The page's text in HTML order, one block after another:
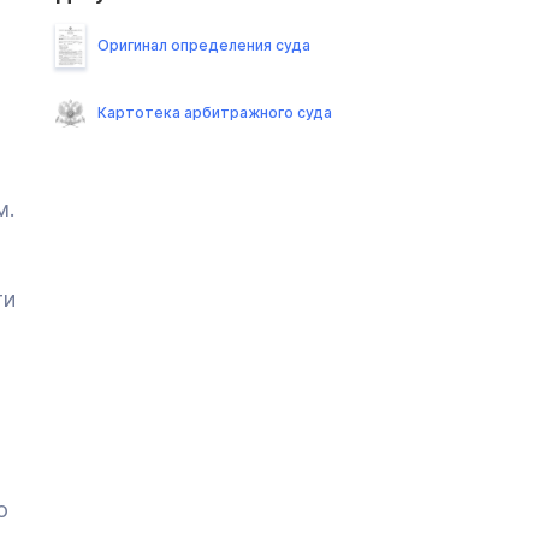
Оригинал определения суда
Картотека арбитражного суда